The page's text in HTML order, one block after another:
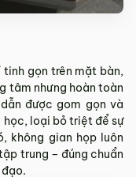
gọn trên mặt bàn,
tâm nhưng hoàn toàn
được gom gọn và
học, loại bỏ triệt để sự
không gian họp luôn
trung – đúng chuẩn